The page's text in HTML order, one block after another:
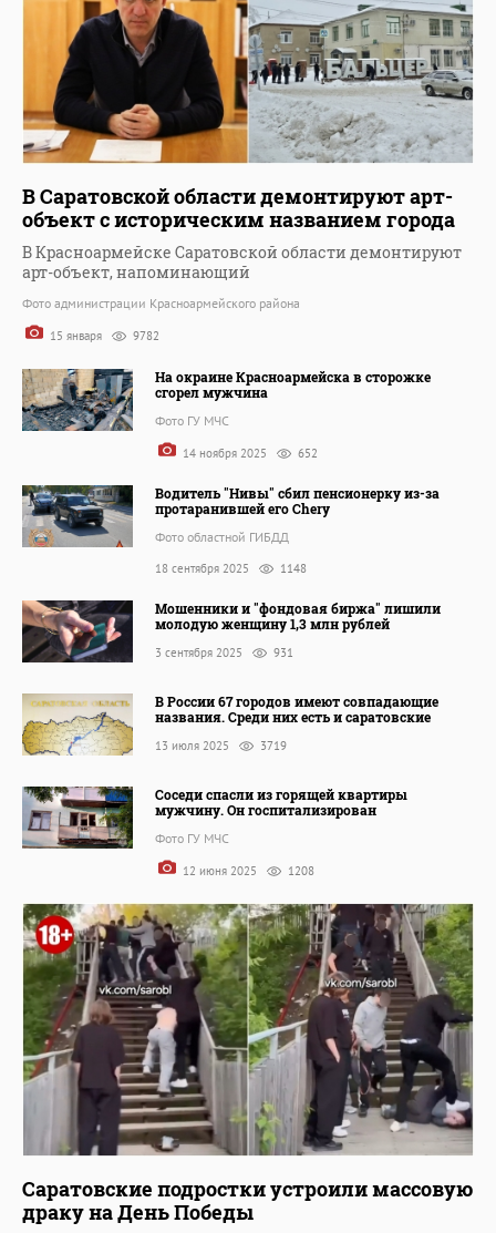
В Саратовской области демонтируют арт-
объект с историческим названием города
В Красноармейске Саратовской области демонтируют
арт-объект, напоминающий
Фото администрации Красноармейского района
15 января 9782
На окраине Красноармейска в сторожке
сгорел мужчина
Фото ГУ МЧС
14 ноября 2025 652
Водитель "Нивы" сбил пенсионерку из-за
протаранившей его Chery
Фото областной ГИБДД
18 сентября 2025 1148
Мошенники и "фондовая биржа" лишили
молодую женщину 1,3 млн рублей
3 сентября 2025 931
В России 67 городов имеют совпадающие
названия. Среди них есть и саратовские
13 июля 2025 3719
Соседи спасли из горящей квартиры
мужчину. Он госпитализирован
Фото ГУ МЧС
12 июня 2025 1208
Саратовские подростки устроили массовую
драку на День Победы